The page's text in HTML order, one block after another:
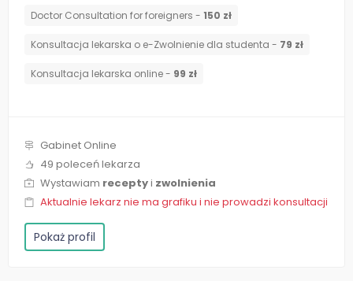
Doctor Consultation for foreigners - 150 zł
Konsultacja lekarska o e-Zwolnienie dla studenta - 79 zł
Konsultacja lekarska online - 99 zł
Gabinet Online
49 poleceń lekarza
Wystawiam receptyi zwolnienia
Aktualnie lekarz nie ma grafiku i nie prowadzi konsultacji
Pokaż profil